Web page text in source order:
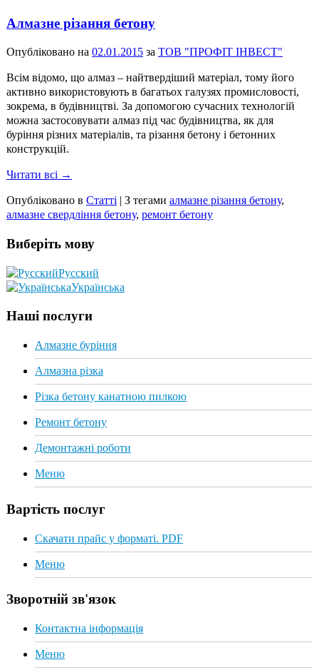
Алмазне різання бетону
Опубліковано на 02.01.2015 за ТОВ "ПРОФІТ ІНВЕСТ"
Всім відомо, що алмаз – найтвердіший матеріал, тому його
активно використовують в багатьох галузях промисловості,
зокрема, в будівництві. За допомогою сучасних технологій
можна застосовувати алмаз під час будівництва, як для
буріння різних матеріалів, та різання бетону і бетонних
конструкцій.
Читати всі →
Опубліковано в Статті | З тегами алмазне різання бетону,
алмазне свердління бетону, ремонт бетону
Виберіть мову
Русский
Українська
Наші послуги
Алмазне буріння
Алмазна різка
Різка бетону канатною пилкою
Ремонт бетону
Демонтажні роботи
Меню
Вартість послуг
Скачати прайс у форматі. PDF
Меню
Зворотній зв'язок
Контактна інформація
Меню